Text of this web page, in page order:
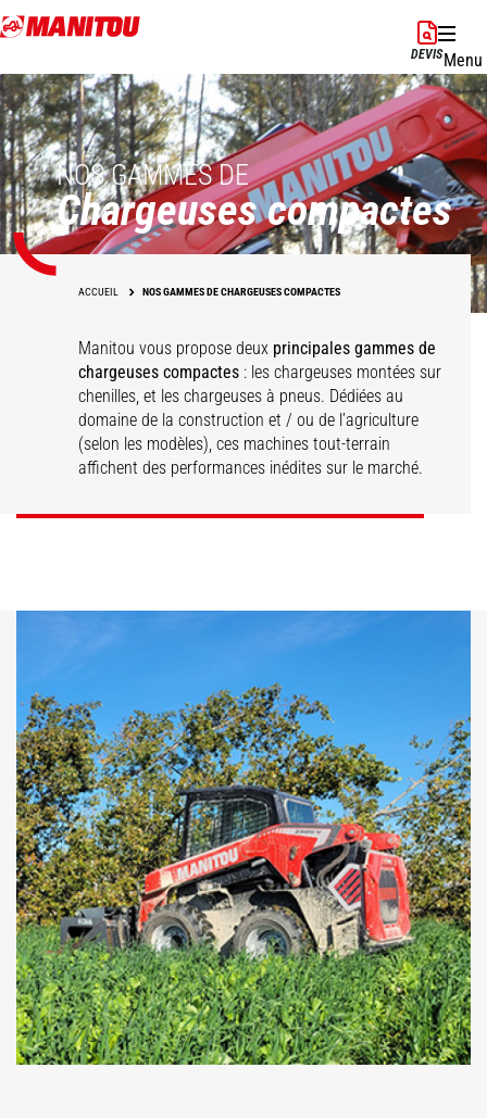
Aller
au
principal
DEVISMenu
NOS GAMMES DE
Chargeuses compactes
ACCUEIL NOS GAMMES DE CHARGEUSES COMPACTES
Manitou vous propose deux principales gammes de
chargeuses compactes : les chargeuses montées sur
chenilles, et les chargeuses à pneus. Dédiées au
domaine de la construction et / ou de l’agriculture
(selon les modèles), ces machines tout-terrain
affichent des performances inédites sur le marché.
SL/V RT/VT